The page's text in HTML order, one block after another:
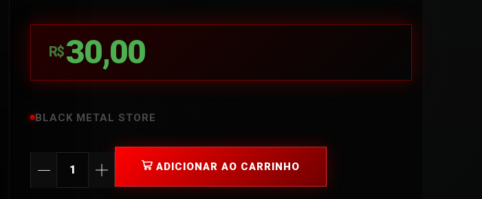
R$ 30,00
BLACK METAL STORE
ADICIONAR AO CARRINHO